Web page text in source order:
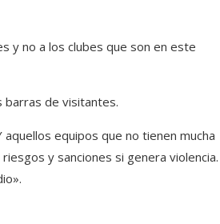
y no a los clubes que son en este
barras de visitantes.
equipos que no tienen mucha
y sanciones si genera violencia.